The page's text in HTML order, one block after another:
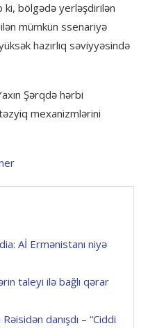
ki, bölgədə yerləşdirilən
mümkün ssenariyə
hazırlıq səviyyəsində
Şərqdə hərbi
mexanizmlərini
Aİ Ermənistanı niyə
taleyi ilə bağlı qərar
danışdı – “Ciddi